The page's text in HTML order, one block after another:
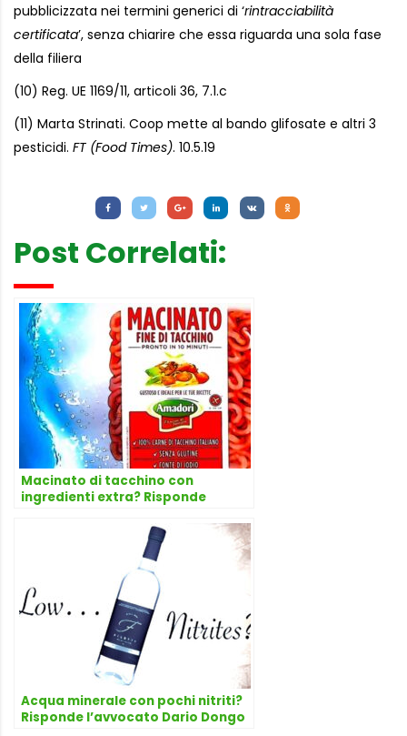
pubblicizzata nei termini generici di ‘rintracciabilità
certificata’, senza chiarire che essa riguarda una sola fase
della filiera
(10) Reg. UE 1169/11, articoli 36, 7.1.c
(11) Marta Strinati. Coop mette al bando glifosate e altri 3
pesticidi. FT (Food Times). 10.5.19
Post Correlati:
Macinato di tacchino con
ingredienti extra? Risponde
Acqua minerale con pochi nitriti?
Risponde l’avvocato Dario Dongo